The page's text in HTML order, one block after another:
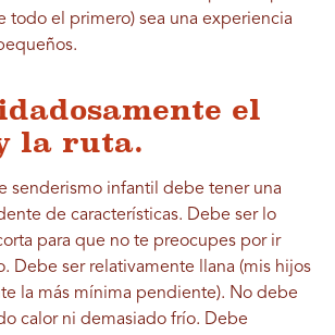
todo el primero) sea una experiencia
el
la ruta.
senderismo infantil debe tener una
de características. Debe ser lo
para que no te preocupes por ir
Debe ser relativamente llana (mis hijos
la más mínima pendiente). No debe
calor ni demasiado frío. Debe